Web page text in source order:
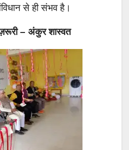
से ही संभव है।
– अंकुर शास्वत